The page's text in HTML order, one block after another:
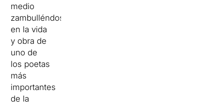
medio
zambulléndose
en la vida
y obra de
uno de
los poetas
más
importantes
de la